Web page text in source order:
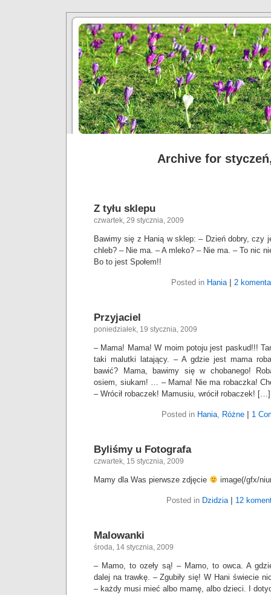
Archive for
Z tyłu sklepu
czwartek, 29 stycznia, 2009
Bawimy się z Hanią w sklep: – Dzień dobry, czy
chleb? – Nie ma. – A mleko? – Nie ma. – To nic
Bo to jest Społem!!
Posted in Hania 2
Przyjaciel
poniedziałek, 19 stycznia, 2009
– Mama! Mama! W moim potoju jest paskud!!!
taki malutki latający. – A gdzie jest mama
bawić? Mama, bawimy się w chobanego!
osiem, siukam! … – Mama! Nie ma robaczka!
– Wrócił robaczek! Mamusiu, wrócił robaczek! […]
Posted in Hania, Różne 1
Byliśmy u Fotografa
czwartek, 15 stycznia, 2009
Mamy dla Was pierwsze zdjęcie image(/gfx/
Posted in Dzidzia 12
Malowanki
środa, 14 stycznia, 2009
– Mamo, to ozeły są! – Mamo, to owca. A
dalej na trawkę. – Zgubiły się! W Hani świecie
– każdy musi mieć albo mamę, albo dzieci. I